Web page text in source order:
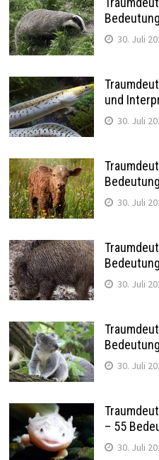
30. Juli
und
30. Juli
30. Juli
30. Juli
30. Juli
– 55
30. Juli